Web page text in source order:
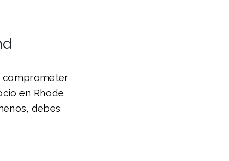
comprometer
en Rhode
debes